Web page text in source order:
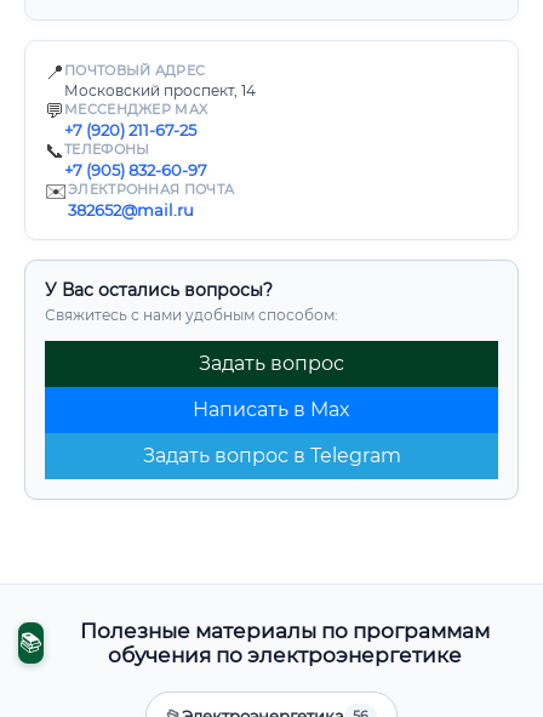
📍 ПОЧТОВЫЙ АДРЕС
Московский проспект, 14
💬 МЕССЕНДЖЕР MAX
+7 (920) 211-67-25
📞ТЕЛЕФОНЫ
+7 (905) 832-60-97
✉️ЭЛЕКТРОННАЯ ПОЧТА
382652@mail.ru
У Вас остались вопросы?
Свяжитесь с нами удобным способом:
Задать вопрос
Написать в Max
Задать вопрос в Telegram
📚
Полезные материалы по программам
обучения по электроэнергетике